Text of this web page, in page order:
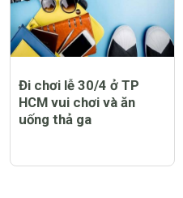
Đi chơi lễ 30/4 ở TP
HCM vui chơi và ăn
uống thả ga